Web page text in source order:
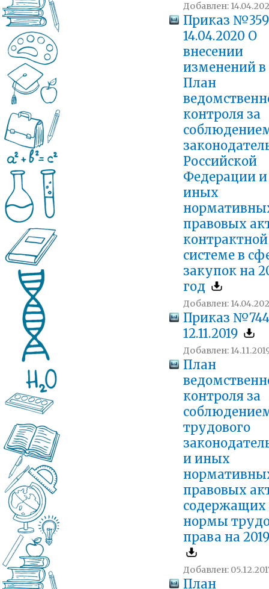
Добавлен:
Приказ
14.04.2020 О
внесении
изменений в
План
контроля за
Российской
Федерации и
иных
правовых
контрактной
системе в
закупок на
год
Добавлен:
Приказ
12.11.2019
Добавлен:
План
контроля за
трудового
и иных
правовых
содержащих
нормы
права на
Добавлен:
План